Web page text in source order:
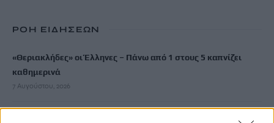
ΡΟΗ ΕΙΔΗΣΕΩΝ
«Θεριακλήδες» οι Έλληνες – Πάνω από 1 στους 5 καπνίζει
καθημερινά
7 Αυγούστου, 2026